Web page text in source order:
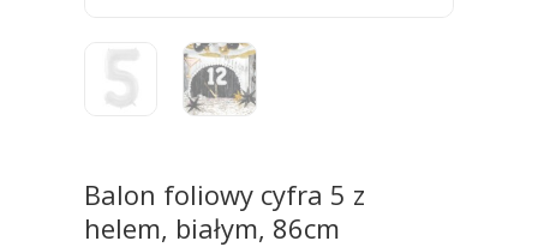
Balon foliowy cyfra 5 z
helem, białym, 86cm